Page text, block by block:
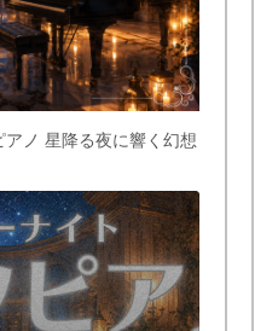
ノ 星降る夜に響く幻想